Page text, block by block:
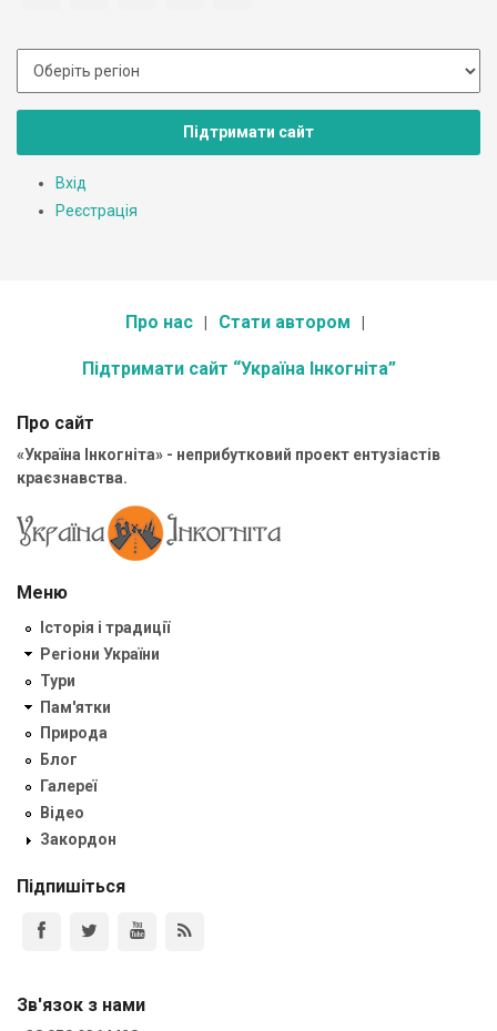
Підтримати сайт
Вхід
Реєстрація
Про нас Стати автором
Підтримати сайт “Україна Інкогніта”
Про сайт
«Україна Інкогніта» - неприбутковий проект ентузіастів
краєзнавства.
Меню
Історія і традиції
Регіони України
Тури
Пам'ятки
Природа
Блог
Галереї
Відео
Закордон
Підпишіться
Зв'язок з нами